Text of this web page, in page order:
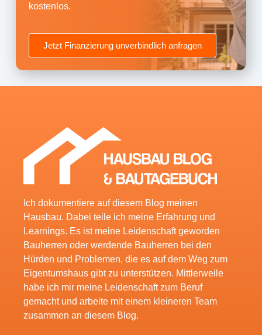
kostenlos.
Jetzt Finanzierung unverbindlich anfragen
Ich dokumentiere auf diesem Blog meinen
Hausbau. Dabei teile ich meine Erfahrung und
Learnings. Es ist meine Leidenschaft geworden
Bauherren oder werdende Bauherren bei den
Hürden und Problemen, die es auf dem Weg zum
Eigentumshaus gibt zu unterstützen. Mittlerweile
habe ich mir meine Leidenschaft zum Beruf
gemacht und arbeite mit einem kleineren Team
zusammen an diesem Blog.